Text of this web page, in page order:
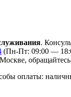
.
(Пн-Пт: 09:00 —
оплаты: